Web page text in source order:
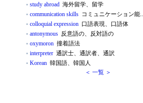
study abroad 海外留学、留学
communication skills コミュニケーション能..
colloquial expression 口語表現、口語体
antonymous 反意語の、反対語の
oxymoron 撞着語法
interpreter 通訳士、通訳者、通訳
Korean 韓国語、韓国人
＜ 一覧 ＞